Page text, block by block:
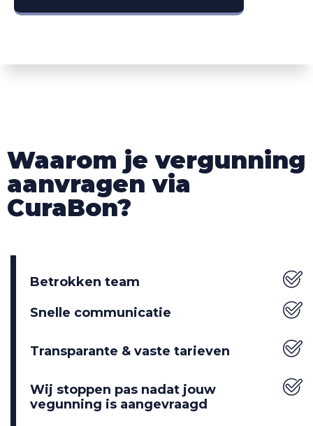
Waarom je vergunning
aanvragen via
CuraBon?
Betrokken team
Snelle communicatie
Transparante & vaste tarieven
Wij stoppen pas nadat jouw
vegunning is aangevraagd